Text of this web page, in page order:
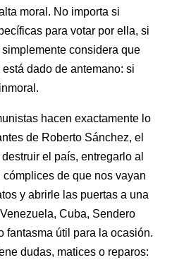
moral. No importa si
para votar por ella, si
considera que
dado de antemano: si
hacen exactamente lo
de Roberto Sánchez, el
el país, entregarlo al
de que nos vayan
y abrirle las puertas a una
Cuba, Sendero
fantasma útil para la ocasión.
dudas, matices o reparos: